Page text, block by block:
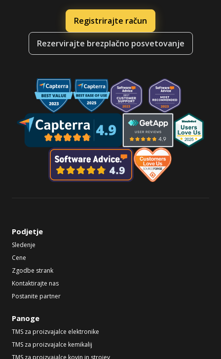
Registrirajte račun
Rezervirajte brezplačno posvetovanje
Podjetje
Sledenje
Cene
Zgodbe strank
Kontaktirajte nas
Postanite partner
Panoge
TMS za proizvajalce elektronike
TMS za proizvajalce kemikalij
TMS za proizvajalce kovin in strojev